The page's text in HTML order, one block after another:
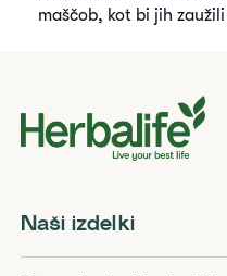
maščob, kot bi jih
Naši izdelki